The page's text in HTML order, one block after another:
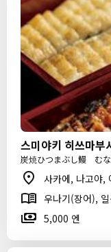
스미야키 히쓰마부
炭焼ひつまぶし鰻 むな
사카에, 나고야,
우나기(장어),
5,000 엔